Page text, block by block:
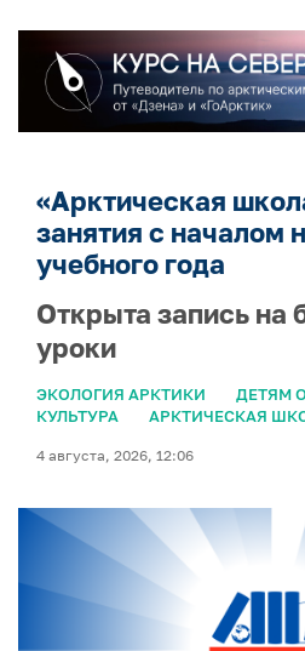
«Арктическая
занятия с началом
учебного года
Открыта запись на
уроки
ЭКОЛОГИЯ АРКТИКИ ДЕТЯМ
КУЛЬТУРА
АРКТИЧЕСКАЯ
4 августа, 2026, 12:06